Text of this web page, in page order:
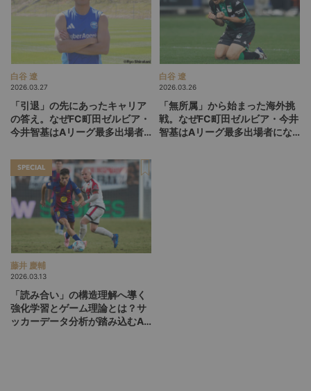
白谷 遼
2026.03.27
「引退」の先にあったキャリア
の答え。なぜFC町田ゼルビア・
今井智基はAリーグ最多出場者
白谷 遼
2026.03.26
「無所属」から始まった海外挑
戦。なぜFC町田ゼルビア・今井
智基はAリーグ最多出場者にな
SPECIAL
藤井 慶輔
2026.03.13
「読み合い」の構造理解へ導く
強化学習とゲーム理論とは？サ
ッカーデータ分析が踏み込むAI